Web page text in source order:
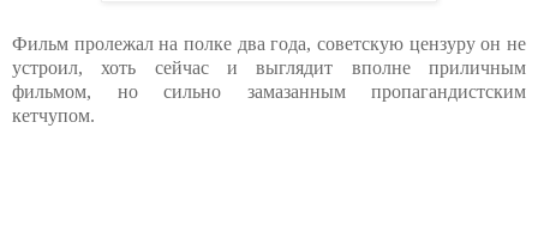
Фильм пролежал на полке два года, советскую цензуру он не
устроил, хоть сейчас и выглядит вполне приличным
фильмом, но сильно замазанным пропагандистским
кетчупом.